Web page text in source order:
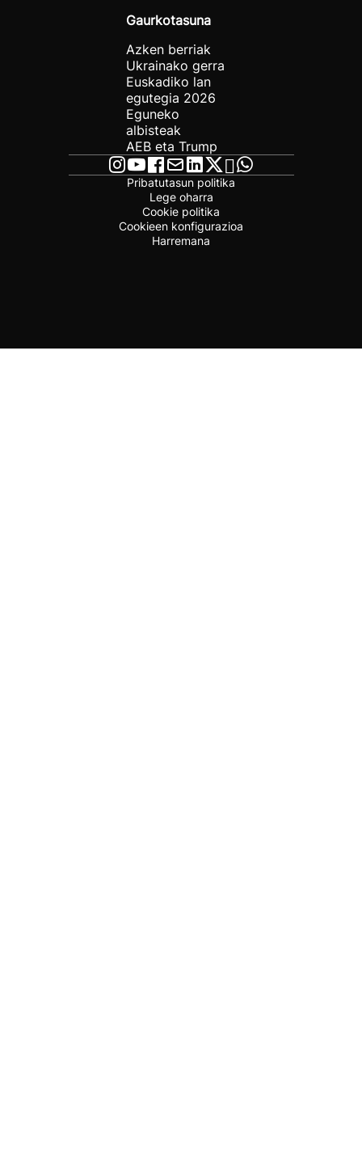
Gaurkotasuna
Azken berriak
Ukrainako gerra
Euskadiko lan
egutegia 2026
Eguneko
albisteak
AEB eta Trump
Pribatutasun politika
Lege oharra
Cookie politika
Cookieen konfigurazioa
Harremana